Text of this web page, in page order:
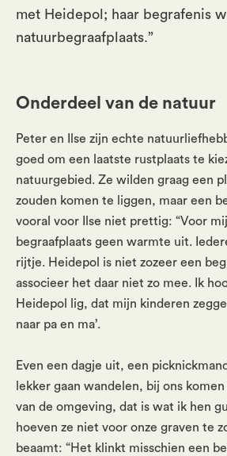
met Heidepol; haar begrafenis
natuurbegraafplaats.”
Onderdeel van de natuur
Peter en Ilse zijn echte
goed om een laatste rustplaats te
natuurgebied. Ze wilden graag een
zouden komen te liggen, maar een
vooral voor Ilse niet prettig: “Voor
begraafplaats geen warmte uit.
rijtje. Heidepol is niet zozeer een
associeer het daar niet zo mee. Ik
Heidepol lig, dat mijn kinderen
naar pa en ma’.
Even een dagje uit, een
lekker gaan wandelen, bij ons
van de omgeving, dat is wat ik hen
hoeven ze niet voor onze graven te
beaamt: “Het klinkt misschien een